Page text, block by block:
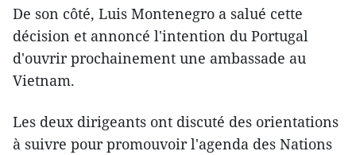
De son côté, Luis Montenegro a salué cette
décision et annoncé l'intention du Portugal
d'ouvrir prochainement une ambassade au
Vietnam.
Les deux dirigeants ont discuté des orientations
à suivre pour promouvoir l'agenda des Nations